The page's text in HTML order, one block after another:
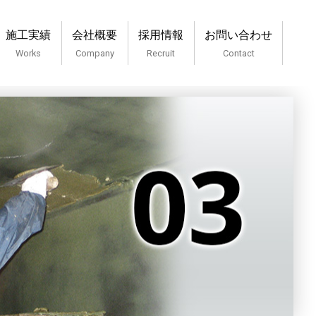
施工実績
Works
会社概要
Company
採用情報
Recruit
お問い合わせ
Contact